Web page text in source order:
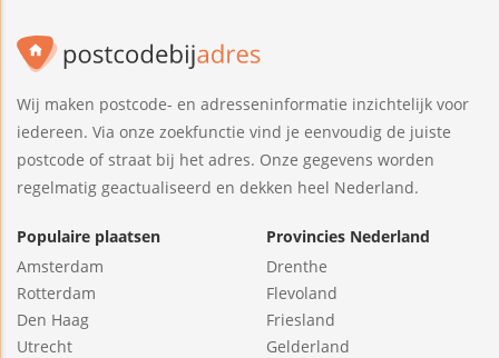
Wij maken postcode- en adresseninformatie inzichtelijk voor
iedereen. Via onze zoekfunctie vind je eenvoudig de juiste
postcode of straat bij het adres. Onze gegevens worden
regelmatig geactualiseerd en dekken heel Nederland.
Populaire plaatsen
Amsterdam
Rotterdam
Den Haag
Utrecht
Provincies Nederland
Drenthe
Flevoland
Friesland
Gelderland